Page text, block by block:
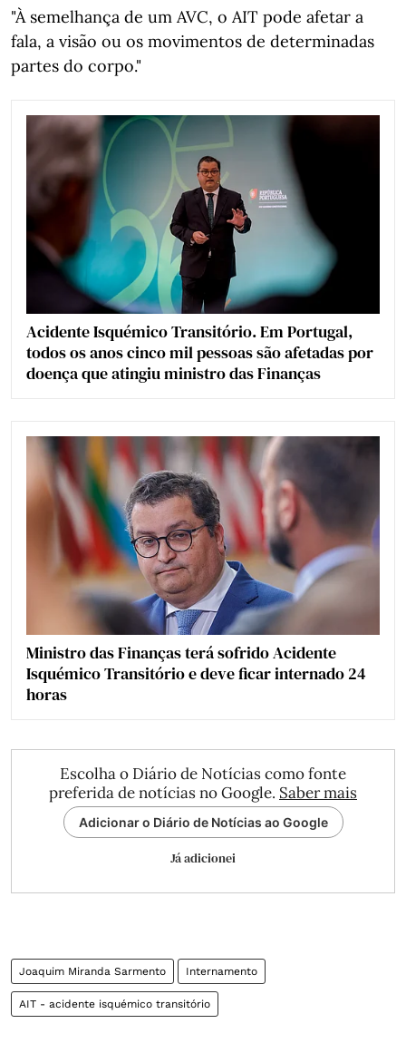
"À semelhança de um AVC, o AIT pode afetar a
fala, a visão ou os movimentos de determinadas
partes do corpo."
Acidente Isquémico Transitório. Em Portugal,
todos os anos cinco mil pessoas são afetadas por
doença que atingiu ministro das Finanças
Ministro das Finanças terá sofrido Acidente
Isquémico Transitório e deve ficar internado 24
horas
Escolha o Diário de Notícias como fonte
preferida de notícias no Google. Saber mais
Adicionar o Diário de Notícias ao Google
Já adicionei
Joaquim Miranda Sarmento Internamento
AIT - acidente isquémico transitório